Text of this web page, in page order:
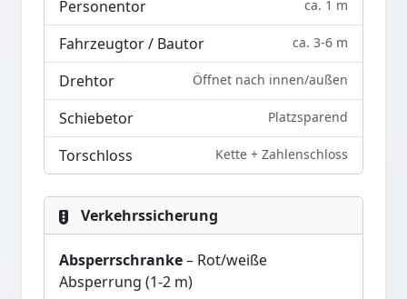
Personentor
ca. 1 m
Fahrzeugtor / Bautor ca. 3-6 m
Drehtor Öffnet nach innen/außen
Schiebetor Platzsparend
Torschloss Kette + Zahlenschloss
Verkehrssicherung
Absperrschranke– Rot/weiße
Absperrung (1-2 m)